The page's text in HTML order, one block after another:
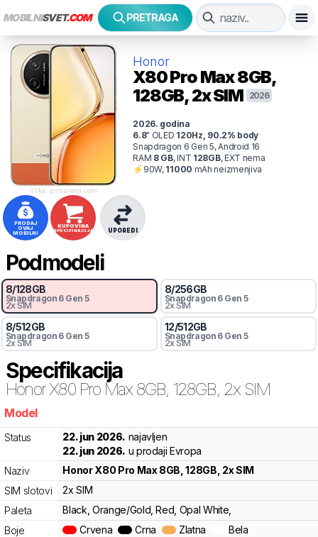
MOBILNISVET.COM PRETRAGA
slika: gsmarena.com
Honor
X80 Pro Max8GB,
128GB, 2x SIM
2026
2026. godina
6.8" OLED 120Hz 90.2% body
Snapdragon 6 Gen 5, Android 16
RAM 8GB,INT 128GB,EXT nema
⚡ 90W, 11000 mAh neizmenjiva
PRODAJ
OVAJ
MOBILNI
KUPOVINA
SPECIFIKACIJA UPOREDI
Podmodeli
8/128GB
Snapdragon 6 Gen 5
2x SIM
8/256GB
Snapdragon 6 Gen 5
2x SIM
8/512GB
Snapdragon 6 Gen 5
2x SIM
12/512GB
Snapdragon 6 Gen 5
2x SIM
Specifikacija
Honor X80 Pro Max 8GB, 128GB, 2x SIM
Model
Status 22. jun 2026. najavljen
22. jun 2026. u prodaji Evropa
Naziv
HonorX80 Pro Max 8GB, 128GB, 2x SIM
SIM slotovi
2x SIM
Paleta
Black, Orange/Gold, Red, Opal White,
Boje
Crvena Crna Zlatna Bela